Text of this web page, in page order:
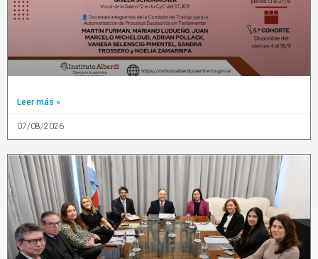
Leer más »
07/08/2026